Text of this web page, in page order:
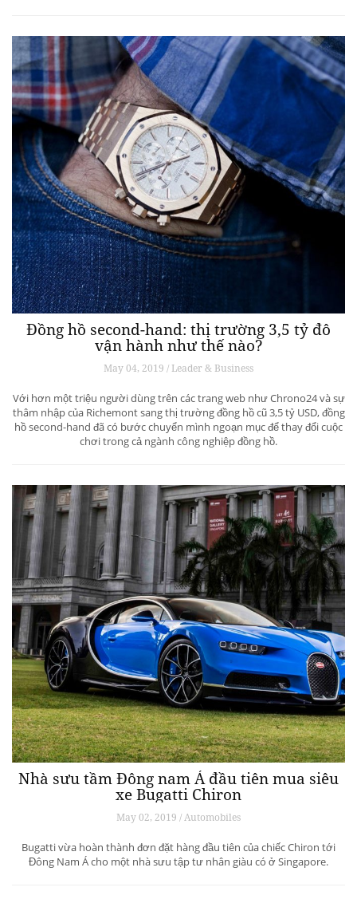
Đồng hồ second-hand: thị trường 3,5 tỷ đô
vận hành như thế nào?
May 04, 2019 / Leader & Business
Với hơn một triệu người dùng trên các trang web như Chrono24 và sự
thâm nhập của Richemont sang thị trường đồng hồ cũ 3,5 tỷ USD, đồng
hồ second-hand đã có bước chuyển mình ngoạn mục để thay đổi cuộc
chơi trong cả ngành công nghiệp đồng hồ.
Nhà sưu tầm Đông nam Á đầu tiên mua siêu
xe Bugatti Chiron
May 02, 2019 / Automobiles
Bugatti vừa hoàn thành đơn đặt hàng đầu tiên của chiếc Chiron tới
Đông Nam Á cho một nhà sưu tập tư nhân giàu có ở Singapore.